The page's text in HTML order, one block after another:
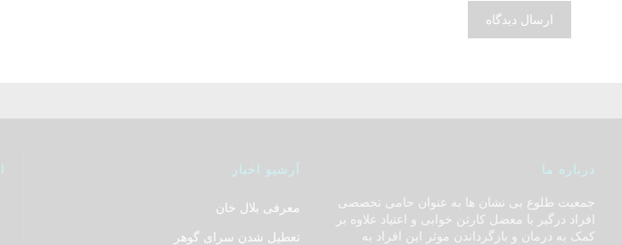
درباره ما
جمعیت طلوع بی نشان ها به عنوان حامی تخصصی
افراد درگیر با معضل کارتن خوابی و اعتیاد علاوه بر
کمک به درمان و بازگرداندن موثر این افراد به
آرشیو اخبار
معرفی بلال خان
تعطیل شدن سرای گوهر